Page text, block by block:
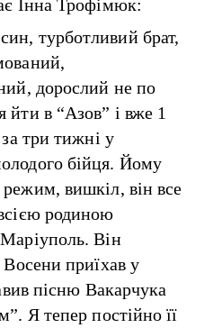
Інна Трофімюк:
турботливий брат,
дорослий не по
в “Азов” і вже 1
три тижні у
бійця. Йому
вишкіл, він все
родиною
Він
приїхав у
пісню Вакарчука
Я тепер постійно її